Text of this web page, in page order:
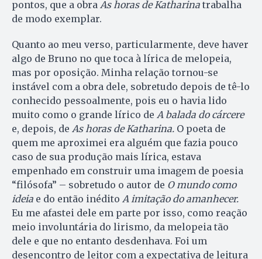
pontos, que a obra As horas de Katharina trabalha
de modo exemplar.
Quanto ao meu verso, particularmente, deve haver
algo de Bruno no que toca à lírica de melopeia,
mas por oposição. Minha relação tornou-se
instável com a obra dele, sobretudo depois de tê-lo
conhecido pessoalmente, pois eu o havia lido
muito como o grande lírico de A balada do cárcere
e, depois, de As horas de Katharina. O poeta de
quem me aproximei era alguém que fazia pouco
caso de sua produção mais lírica, estava
empenhado em construir uma imagem de poesia
“filósofa” – sobretudo o autor de O mundo como
ideia e do então inédito A imitação do amanhecer.
Eu me afastei dele em parte por isso, como reação
meio involuntária do lirismo, da melopeia tão
dele e que no entanto desdenhava. Foi um
desencontro de leitor com a expectativa de leitura